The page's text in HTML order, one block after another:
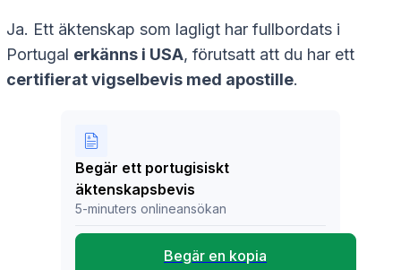
Ja. Ett äktenskap som lagligt har fullbordats i
Portugal erkänns i USA, förutsatt att du har ett
certifierat vigselbevis med apostille.
Begär ett portugisiskt
äktenskapsbevis
5-minuters onlineansökan
Begär en kopia